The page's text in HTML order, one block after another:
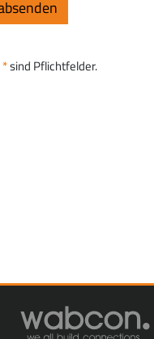
sind Pflichtfelder.